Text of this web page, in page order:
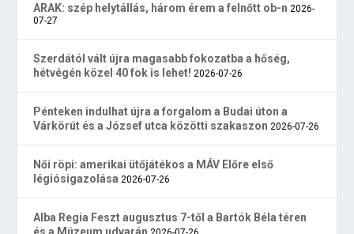
ARAK: szép helytállás, három érem a felnőtt ob-n 2026-
07-27
Szerdától vált újra magasabb fokozatba a hőség,
hétvégén közel 40 fok is lehet! 2026-07-26
Pénteken indulhat újra a forgalom a Budai úton a
Várkörút és a József utca közötti szakaszon 2026-07-26
Női röpi: amerikai ütőjátékos a MÁV Előre első
légiósigazolása 2026-07-26
Alba Regia Feszt augusztus 7-től a Bartók Béla téren